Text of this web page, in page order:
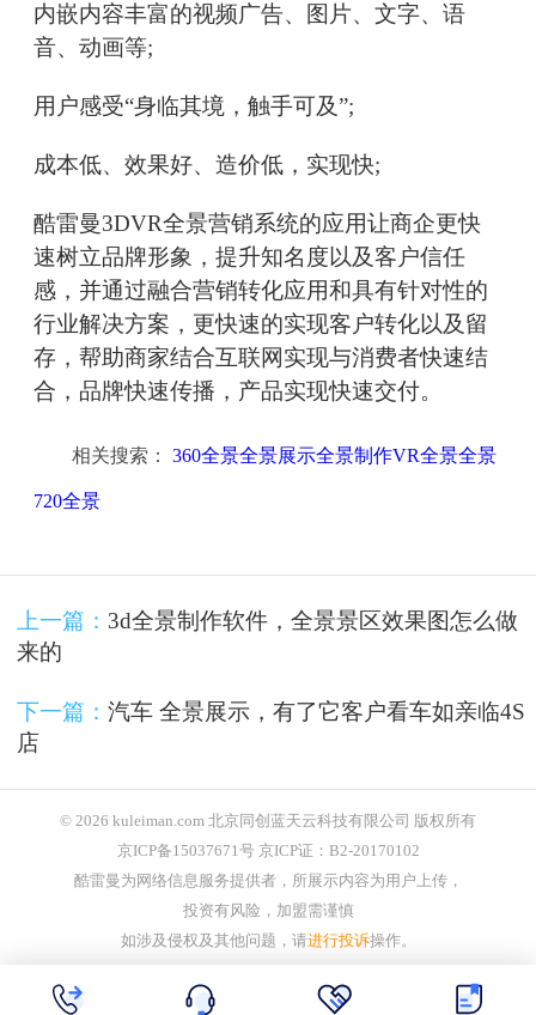
内嵌内容丰富的视频广告、图片、文字、语
音、动画等;
用户感受“身临其境，触手可及”;
成本低、效果好、造价低，实现快;
酷雷曼3DVR全景营销系统的应用让商企更快
速树立品牌形象，提升知名度以及客户信任
感，并通过融合营销转化应用和具有针对性的
行业解决方案，更快速的实现客户转化以及留
存，帮助商家结合互联网实现与消费者快速结
合，品牌快速传播，产品实现快速交付。
相关搜索： 360全景全景展示全景制作VR全景全景
720全景
上一篇： 3d全景制作软件，全景景区效果图怎么做
来的
下一篇： 汽车 全景展示，有了它客户看车如亲临4S
店
© 2026 kuleiman.com 北京同创蓝天云科技有限公司 版权所有
京ICP备15037671号 京ICP证：B2-20170102
酷雷曼为网络信息服务提供者，所展示内容为用户上传，
投资有风险，加盟需谨慎
如涉及侵权及其他问题，请进行投诉操作。